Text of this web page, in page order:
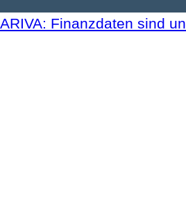
ARIVA: Finanzdaten sind